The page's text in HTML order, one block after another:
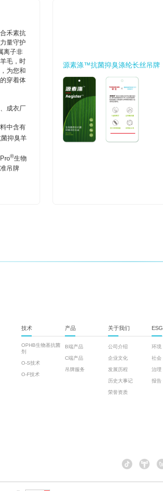
禾素抗
量守护
离子非
毛，时
为您和
穿着体
成衣厂
中含有
抑臭羊
®生物
吊牌
源素涤™抗菌抑臭涤纶长丝吊牌
技术
OPHB生物基抗菌
剂
O-S技术
O-F技术
产品
B端产品
C端产品
吊牌服务
关于我们
公司介绍
企业文化
发展历程
历史大事记
荣誉资质
ESG
环境
社会
治理
报告